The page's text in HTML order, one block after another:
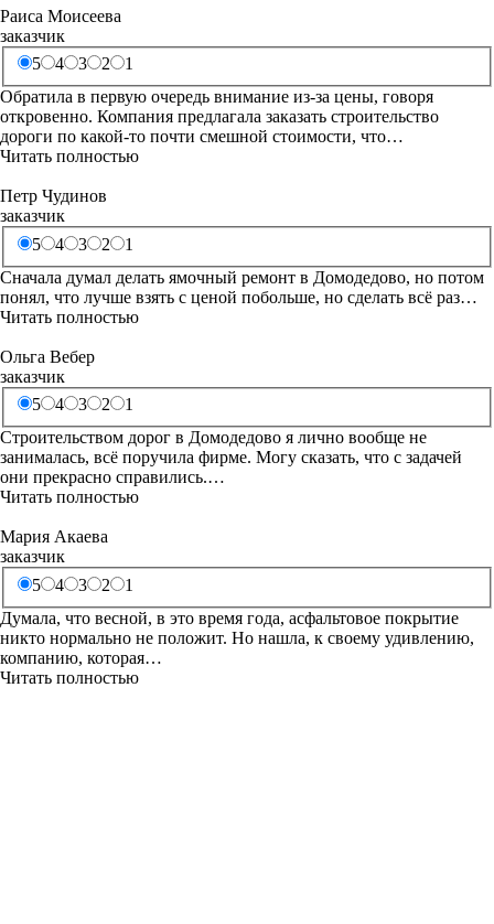
Раиса Моисеева
заказчик
5
4 3 2
1
Обратила в первую очередь внимание из-за цены, говоря
откровенно. Компания предлагала заказать строительство
дороги по какой-то почти смешной стоимости, что…
Читать полностью
Петр Чудинов
заказчик
5
4 3 2
1
Сначала думал делать ямочный ремонт в Домодедово, но потом
понял, что лучше взять с ценой побольше, но сделать всё раз…
Читать полностью
Ольга Вебер
заказчик
5
4 3 2
1
Строительством дорог в Домодедово я лично вообще не
занималась, всё поручила фирме. Могу сказать, что с задачей
они прекрасно справились.…
Читать полностью
Мария Акаева
заказчик
5
4 3 2
1
Думала, что весной, в это время года, асфальтовое покрытие
никто нормально не положит. Но нашла, к своему удивлению,
компанию, которая…
Читать полностью